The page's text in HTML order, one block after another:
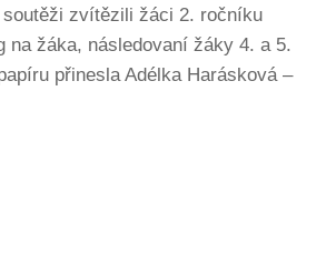
zvítězili žáci 2. ročníku
na žáka, následovaní žáky 4. a 5.
přinesla Adélka Harásková –